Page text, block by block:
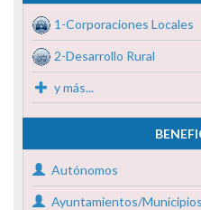
1-Corporaciones Locales
2-Desarrollo Rural
y más...
Autónomos
Ayuntamientos/Municipios